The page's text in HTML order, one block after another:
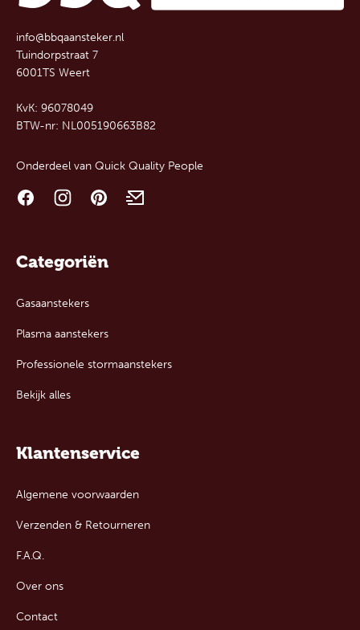
info@bbqaansteker.nl
Tuindorpstraat 7
6001TS Weert
KvK: 96078049
BTW-nr: NL005190663B82
Onderdeel van Quick Quality People
Categoriën
Gasaanstekers
Plasma aanstekers
Professionele stormaanstekers
Bekijk alles
Klantenservice
Algemene voorwaarden
Verzenden & Retourneren
F.A.Q.
Over ons
Contact